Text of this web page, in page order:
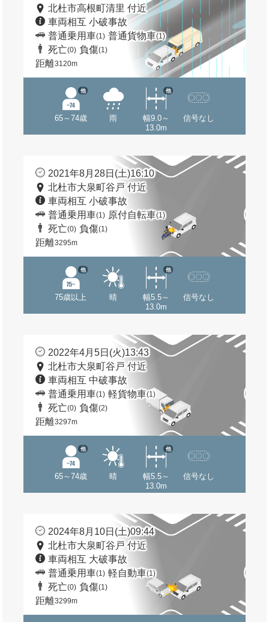
北杜市高根町清里 付近
車両相互 小破事故
普通乗用車(1) 普通貨物車(1)
死亡(0) 負傷(1)
距離3120m
65～74歳
他
雨
幅9.0～
13.0m
他
信号なし
2021年8月28日(土)16:10
北杜市大泉町谷戸 付近
車両相互 小破事故
普通乗用車(1) 原付自転車(1)
死亡(0) 負傷(1)
距離3295m
75歳以上
他
晴
幅5.5～
13.0m
他
信号なし
2022年4月5日(火)13:43
北杜市大泉町谷戸 付近
車両相互 中破事故
普通乗用車(1) 軽貨物車(1)
死亡(0) 負傷(2)
距離3297m
65～74歳
他
晴
幅5.5～
13.0m
他
信号なし
2024年8月10日(土)09:44
北杜市大泉町谷戸 付近
車両相互 大破事故
普通乗用車(1) 軽自動車(1)
死亡(0) 負傷(1)
距離3299m